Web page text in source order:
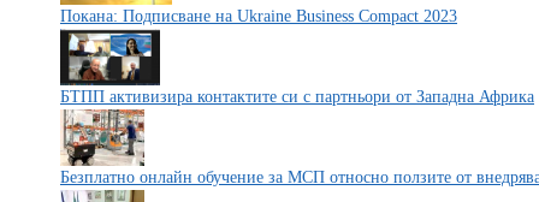
Покана: Подписване на Ukraine Business Compact 2023
БТПП активизира контактите си с партньори от Западна Африка
Безплатно онлайн обучение за МСП относно ползите от